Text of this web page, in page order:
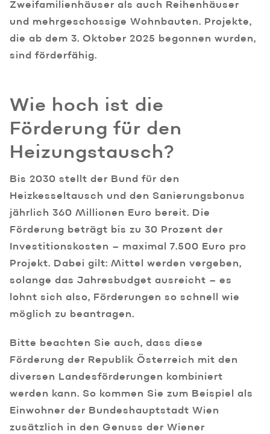
Zweifamilienhäuser als auch Reihenhäuser
und mehrgeschossige Wohnbauten. Projekte,
die ab dem 3. Oktober 2025 begonnen wurden,
sind förderfähig.
Wie hoch ist die
Förderung für den
Heizungstausch?
Bis 2030 stellt der Bund für den
Heizkesseltausch und den Sanierungsbonus
jährlich 360 Millionen Euro bereit. Die
Förderung beträgt bis zu 30 Prozent der
Investitionskosten – maximal 7.500 Euro pro
Projekt. Dabei gilt: Mittel werden vergeben,
solange das Jahresbudget ausreicht – es
lohnt sich also, Förderungen so schnell wie
möglich zu beantragen.
Bitte beachten Sie auch, dass diese
Förderung der Republik Österreich mit den
diversen Landesförderungen kombiniert
werden kann. So kommen Sie zum Beispiel als
Einwohner der Bundeshauptstadt Wien
zusätzlich in den Genuss der Wiener